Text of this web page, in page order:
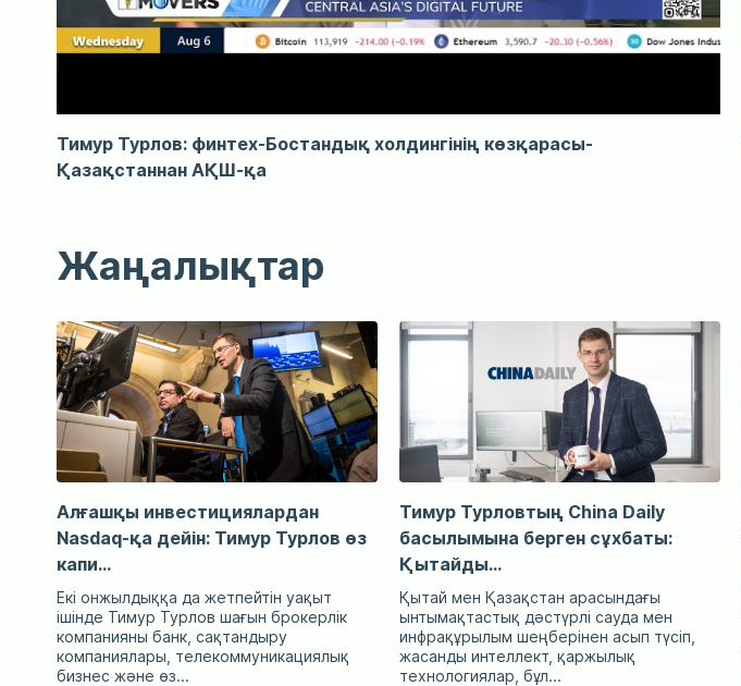
Тимур Турлов: финтех-Бостандық холдингінің көзқарасы-
Қазақстаннан АҚШ-қа
Жаңалықтар
Алғашқы инвестициялардан
Nasdaq-қа дейін: Тимур Турлов өз
капи...
Екі онжылдыққа да жетпейтін уақыт
ішінде Тимур Турлов шағын брокерлік
компанияны банк, сақтандыру
компаниялары, телекоммуникациялық
бизнес және өз...
Тимур Турловтың China Daily
басылымына берген сұхбаты:
Қытайды...
Қытай мен Қазақстан арасындағы
ынтымақтастық дәстүрлі сауда мен
инфрақұрылым шеңберінен асып түсіп,
жасанды интеллект, қаржылық
технологиялар, бұл...